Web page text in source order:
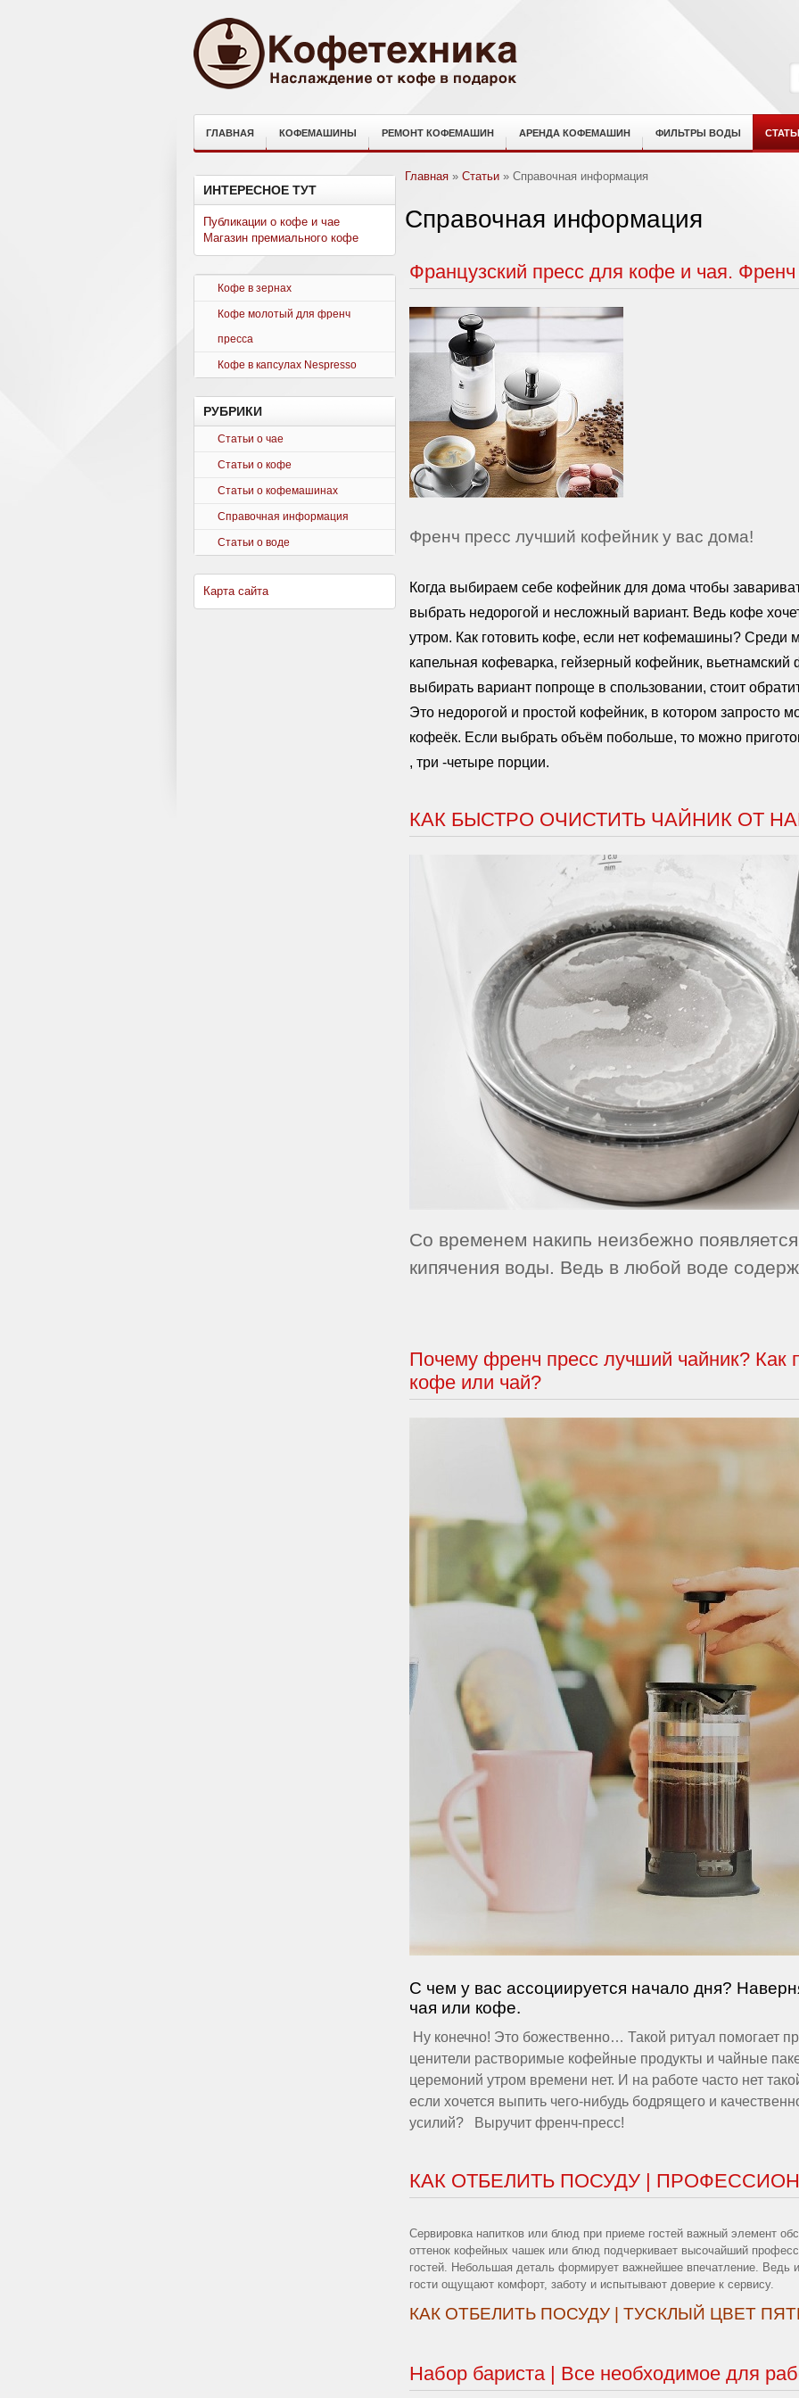
ГЛАВНАЯ КОФЕМАШИНЫ РЕМОНТ КОФЕМАШИН АРЕНДА КОФЕМАШИН ФИЛЬТРЫ ВОДЫ
ИНТЕРЕСНОЕ ТУТ
Публикации о кофе и чае
Магазин премиального кофе
Кофе в зернах
Кофе молотый для френч
пресса
Кофе в капсулах Nespresso
РУБРИКИ
Статьи о чае
Статьи о кофе
Статьи о кофемашинах
Справочная информация
Статьи о воде
Карта сайта
Главная » Статьи » Справочная информация
Справочная информация
Французский пресс для кофе и чая. Френч
Френч пресс лучший кофейник у вас дома!
Когда выбираем себе кофейник для дома чтобы
выбрать недорогой и несложный вариант. Ведь кофе
утром. Как готовить кофе, если нет кофемашины? Среди
капельная кофеварка, гейзерный кофейник, вьетнамский
выбирать вариант попроще в спользовании, стоит
Это недорогой и простой кофейник, в котором запросто
кофеёк. Если выбрать объём побольше, то можно
, три -четыре порции.
КАК БЫСТРО ОЧИСТИТЬ ЧАЙНИК ОТ
Со временем накипь неизбежно
кипячения воды. Ведь в любой воде
Почему френч пресс лучший чайник? Как
кофе или чай?
С чем у вас ассоциируется начало дня?
чая или кофе.
Ну конечно! Это божественно… Такой ритуал помогает
ценители растворимые кофейные продукты и чайные
церемоний утром времени нет. И на работе часто нет
если хочется выпить чего-нибудь бодрящего и
усилий? Выручит френч-пресс!
КАК ОТБЕЛИТЬ ПОСУДУ |
Сервировка напитков или блюд при приеме гостей важный элемент
оттенок кофейных чашек или блюд подчеркивает высочайший
гостей. Небольшая деталь формирует важнейшее впечатление. Ведь
гости ощущают комфорт, заботу и испытывают доверие к сервису.
КАК ОТБЕЛИТЬ ПОСУДУ | ТУСКЛЫЙ ЦВЕТ
Набор бариста | Все необходимое для